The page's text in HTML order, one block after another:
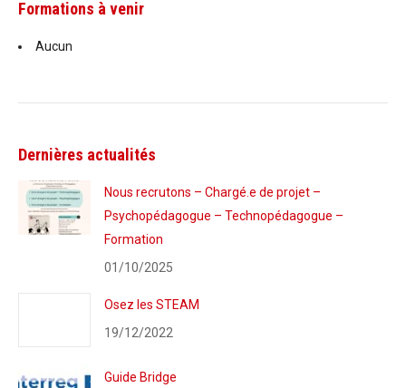
Formations à venir
Aucun
Dernières actualités
Nous recrutons – Chargé.e de projet –
Psychopédagogue – Technopédagogue –
Formation
01/10/2025
Osez les STEAM
19/12/2022
Guide Bridge